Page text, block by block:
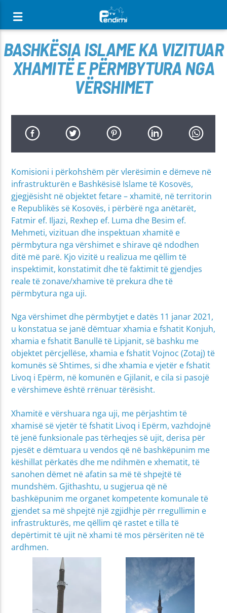
BASHKËSIA ISLAME KA VIZITUAR
XHAMITË E PËRMBYTURA NGA
VËRSHIMET
Komisioni i përkohshëm për vlerësimin e dëmeve në
infrastrukturën e Bashkësisë Islame të Kosovës,
gjegjësisht në objektet fetare – xhamitë, në territorin
e Republikës së Kosovës, i përbërë nga anëtarët,
Fatmir ef. Iljazi, Rexhep ef. Luma dhe Besim ef.
Mehmeti, vizituan dhe inspektuan xhamitë e
përmbytura nga vërshimet e shirave që ndodhen
ditë më parë. Kjo vizitë u realizua me qëllim të
inspektimit, konstatimit dhe të faktimit të gjendjes
reale të zonave/xhamive të prekura dhe të
përmbytura nga uji.
Nga vërshimet dhe përmbytjet e datës 11 janar 2021,
u konstatua se janë dëmtuar xhamia e fshatit Konjuh,
xhamia e fshatit Banullë të Lipjanit, së bashku me
objektet përcjellëse, xhamia e fshatit Vojnoc (Zotaj) të
komunës së Shtimes, si dhe xhamia e vjetër e fshatit
Livoq i Epërm, në komunën e Gjilanit, e cila si pasojë
e vërshimeve është rrënuar tërësisht.
Xhamitë e vërshuara nga uji, me përjashtim të
xhamisë së vjetër të fshatit Livoq i Epërm, vazhdojnë
të jenë funksionale pas tërheqjes së ujit, derisa për
pjesët e dëmtuara u vendos që në bashkëpunim me
këshillat përkatës dhe me ndihmën e xhematit, të
sanohen dëmet në afatin sa më të shpejtë të
mundshëm. Gjithashtu, u sugjerua që në
bashkëpunim me organet kompetente komunale të
gjendet sa më shpejtë një zgjidhje për rregullimin e
infrastrukturës, me qëllim që rastet e tilla të
depërtimit të ujit në xhami të mos përsëriten në të
ardhmen.